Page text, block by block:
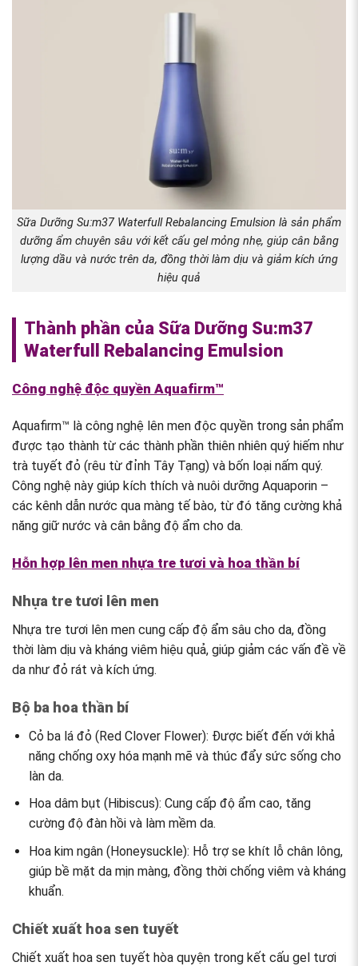
Sữa Dưỡng Su:m37 Waterfull Rebalancing Emulsion là sản phẩm
dưỡng ẩm chuyên sâu với kết cấu gel mỏng nhẹ, giúp cân bằng
lượng dầu và nước trên da, đồng thời làm dịu và giảm kích ứng
hiệu quả
Thành phần của Sữa Dưỡng Su:m37
Waterfull Rebalancing Emulsion
Công nghệ độc quyền Aquafirm™
Aquafirm™ là công nghệ lên men độc quyền trong sản phẩm
được tạo thành từ các thành phần thiên nhiên quý hiếm như
trà tuyết đỏ (rêu từ đỉnh Tây Tạng) và bốn loại nấm quý.
Công nghệ này giúp kích thích và nuôi dưỡng Aquaporin –
các kênh dẫn nước qua màng tế bào, từ đó tăng cường khả
năng giữ nước và cân bằng độ ẩm cho da.
Hỗn hợp lên men nhựa tre tươi và hoa thần bí
Nhựa tre tươi lên men
Nhựa tre tươi lên men cung cấp độ ẩm sâu cho da, đồng
thời làm dịu và kháng viêm hiệu quả, giúp giảm các vấn đề về
da như đỏ rát và kích ứng.
Bộ ba hoa thần bí
Cỏ ba lá đỏ (Red Clover Flower): Được biết đến với khả
năng chống oxy hóa mạnh mẽ và thúc đẩy sức sống cho
làn da.
Hoa dâm bụt (Hibiscus): Cung cấp độ ẩm cao, tăng
cường độ đàn hồi và làm mềm da.
Hoa kim ngân (Honeysuckle): Hỗ trợ se khít lỗ chân lông,
giúp bề mặt da mịn màng, đồng thời chống viêm và kháng
khuẩn.
Chiết xuất hoa sen tuyết
Chiết xuất hoa sen tuyết hòa quyện trong kết cấu gel tươi